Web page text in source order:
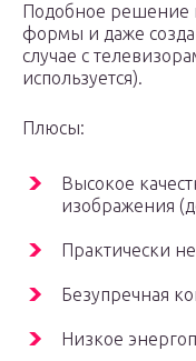
Подобное решение
формы и даже
случае с
используется).
Плюсы:
Высокое
изображения
Практически
Безупречная
Низкое